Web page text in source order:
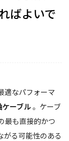
ばよいで
適なパフォーマ
ケーブル。ケーブ
最も直接的かつ
がる可能性のある